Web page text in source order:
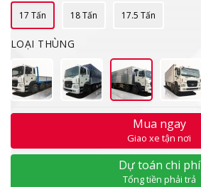
17 Tấn 18 Tấn 17.5 Tấn
LOẠI THÙNG
Mua ngay
Giao xe tận nơi
Dự toán chi phí
Tổng tiền phải trả